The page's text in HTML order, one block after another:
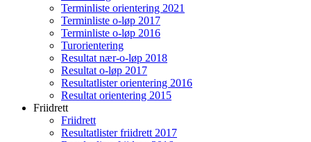
Terminliste orientering 2021
Terminliste o-løp 2017
Terminliste o-løp 2016
Turorientering
Resultat nær-o-løp 2018
Resultat o-løp 2017
Resultatlister orientering 2016
Resultat orientering 2015
Friidrett
Friidrett
Resultatlister friidrett 2017